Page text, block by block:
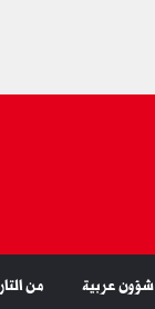
شؤون عربية من